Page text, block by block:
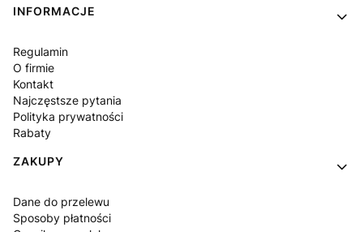
Linki w stopce
INFORMACJE
Regulamin
O firmie
Kontakt
Najczęstsze pytania
Polityka prywatności
Rabaty
ZAKUPY
Dane do przelewu
Sposoby płatności